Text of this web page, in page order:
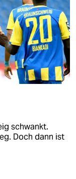
schwankt.
Doch dann ist